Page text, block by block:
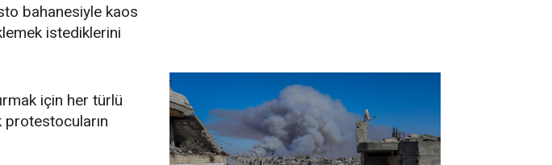
bahanesiyle kaos
istediklerini
için her türlü